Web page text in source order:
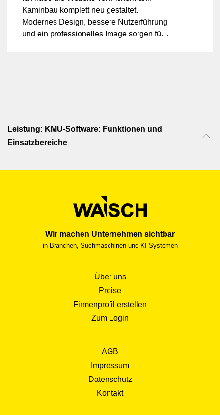
Kaminbau komplett neu gestaltet.
Modernes Design, bessere Nutzerführung
und ein professionelles Image sorgen für
Leistung: KMU-Software: Funktionen und
Einsatzbereiche
Wir machen Unternehmen sichtbar
in Branchen, Suchmaschinen und KI-Systemen
Über uns
Preise
Firmenprofil erstellen
Zum Login
AGB
Impressum
Datenschutz
Kontakt